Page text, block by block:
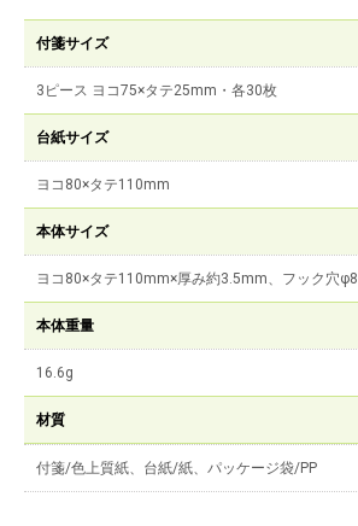
付箋サイズ
3ピース ヨコ75×タテ25mm・各30枚
台紙サイズ
ヨコ80×タテ110mm
本体サイズ
ヨコ80×タテ110mm×厚み約3.5mm、フック穴φ8
本体重量
16.6g
材質
付箋/色上質紙、台紙/紙、パッケージ袋/PP